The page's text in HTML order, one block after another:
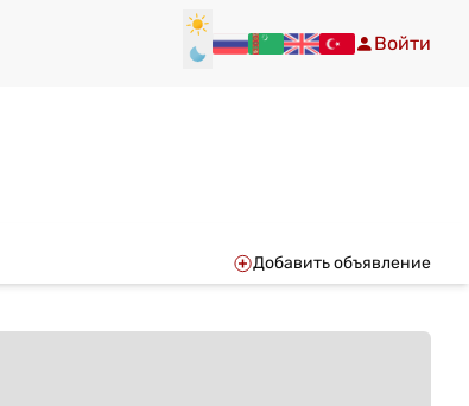
Войти
Добавить объявление